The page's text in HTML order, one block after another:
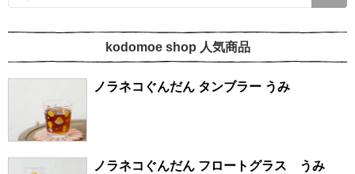
kodomoe shop 人気商品
ノラネコぐんだん タンブラー うみ
ノラネコぐんだん フロートグラス うみ